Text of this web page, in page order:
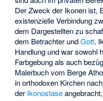
Der Zweck der Ikonen ist,
existenzielle Verbindung
dem Dargestellten zu
dem Betrachter undGott.
Handlung und war sowohl
Farbgebung als auch
Malerbuch vom Berge
in orthodoxen Kirchen
der Ikonostase